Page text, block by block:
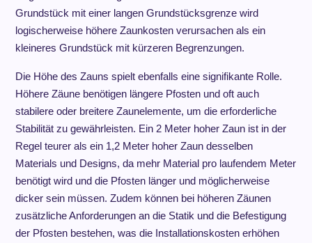
Grundstück mit einer langen Grundstücksgrenze wird
logischerweise höhere Zaunkosten verursachen als ein
kleineres Grundstück mit kürzeren Begrenzungen.
Die Höhe des Zauns spielt ebenfalls eine signifikante Rolle.
Höhere Zäune benötigen längere Pfosten und oft auch
stabilere oder breitere Zaunelemente, um die erforderliche
Stabilität zu gewährleisten. Ein 2 Meter hoher Zaun ist in der
Regel teurer als ein 1,2 Meter hoher Zaun desselben
Materials und Designs, da mehr Material pro laufendem Meter
benötigt wird und die Pfosten länger und möglicherweise
dicker sein müssen. Zudem können bei höheren Zäunen
zusätzliche Anforderungen an die Statik und die Befestigung
der Pfosten bestehen, was die Installationskosten erhöhen